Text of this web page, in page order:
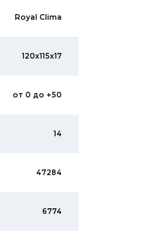
Royal Clima
120x115x17
от 0 до +50
14
47284
6774